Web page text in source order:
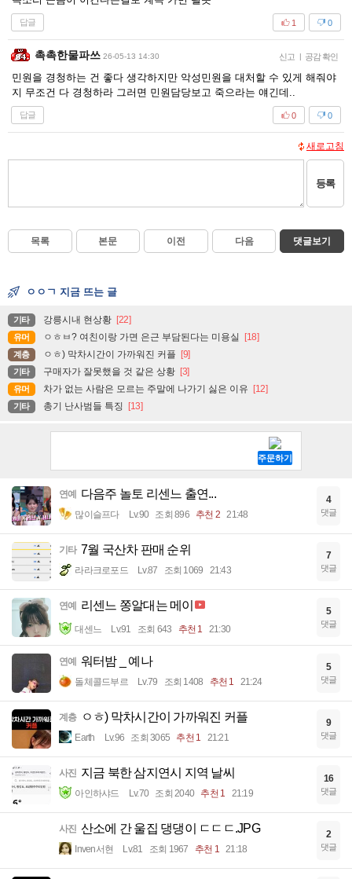
답글 0
1
촉촉한물파쓰 26-05-13 14:30 신고 | 공감 확인
민원을 경청하는 건 좋다 생각하지만 악성민원을 대처할 수 있게 해줘야
지 무조건 다 경청하라 그러면 민원담당보고 죽으라는 얘긴데..
답글 0
0
새로고침
등록
목록 본문 이전 다음 댓글보기
ㅇㅇㄱ 지금 뜨는 글
기타 강릉시내 현상황 [22]
유머 ㅇㅎㅂ? 여친이랑 가면 은근 부담된다는 미용실 [18]
계층 ㅇㅎ) 막차시간이 가까워진 커플 [9]
기타 구매자가 잘못했을 것 같은 상황 [3]
유머 차가 없는 사람은 모르는 주말에 나가기 싫은 이유 [12]
기타 총기 난사범들 특징 [13]
연예 다음주 놀토 리센느 출연...
많이슬프다 Lv.90 조회 896 추천 2 21:48
4
댓글
기타 7월 국산차 판매 순위
라라크로포드 Lv.87 조회 1069 21:43
7
댓글
연예 리센느 쫑알대는 메이
대센느 Lv.91 조회 643 추천 1 21:30
5
댓글
연예 워터밤 _ 예나
돌체콜드부르 Lv.79 조회 1408 추천 1 21:24
5
댓글
계층 ㅇㅎ) 막차시간이 가까워진 커플
Earth Lv.96 조회 3065 추천 1 21:21
9
댓글
사진 지금 북한 삼지연시 지역 날씨
아인하샤드 Lv.70 조회 2040 추천 1 21:19
16
댓글
사진 산소에 간 울집 댕댕이 ㄷㄷㄷ.JPG
Inven서현 Lv.81 조회 1967 추천 1 21:18
2
댓글